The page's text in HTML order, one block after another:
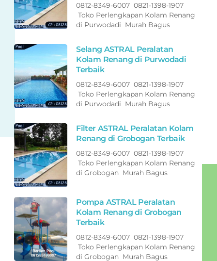
0812-8349-6007 0821-1398-1907
Toko Perlengkapan Kolam Renang
di Purwodadi Murah Bagus
Selang ASTRAL Peralatan
Kolam Renang di Purwodadi
Terbaik
0812-8349-6007 0821-1398-1907
Toko Perlengkapan Kolam Renang
di Purwodadi Murah Bagus
Filter ASTRAL Peralatan Kolam
Renang di Grobogan Terbaik
0812-8349-6007 0821-1398-1907
Toko Perlengkapan Kolam Renang
di Grobogan Murah Bagus
Pompa ASTRAL Peralatan
Kolam Renang di Grobogan
Terbaik
0812-8349-6007 0821-1398-1907
Toko Perlengkapan Kolam Renang
di Grobogan Murah Bagus